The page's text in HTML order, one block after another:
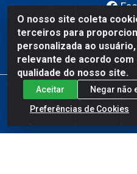
O nosso site coleta
terceiros para
personalizada ao
relevante de acordo
qualidade do nosso site.
Aceitar
Negar não
Preferências de Cookies
Gigavale Atacado - Av. Pedro
dos Campos/SP - CEP